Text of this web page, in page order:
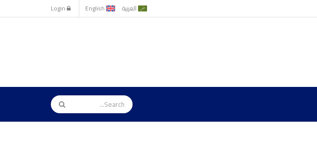
English العربية